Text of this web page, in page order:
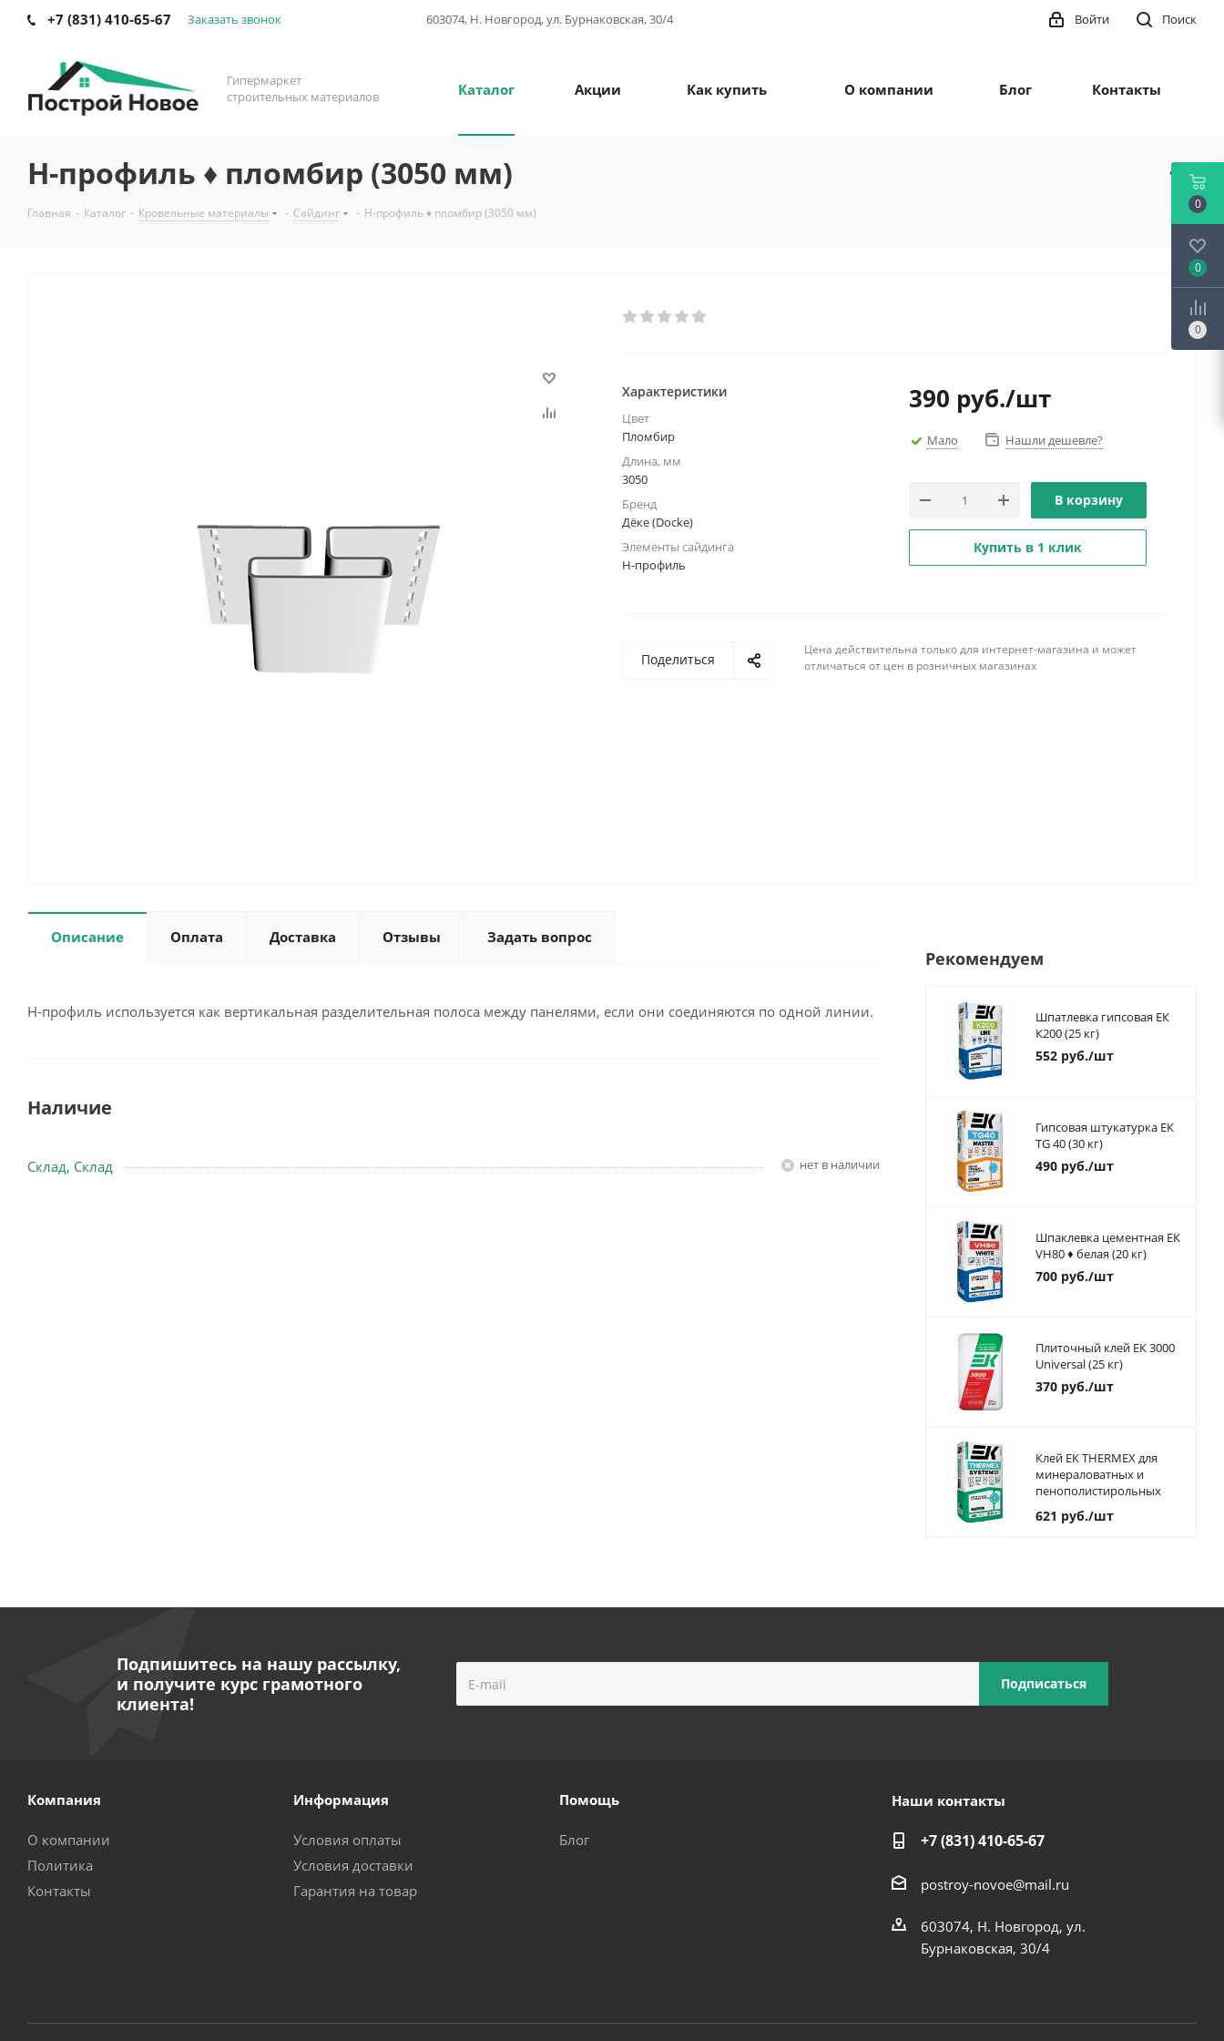
+7 (831) 410-65-67 Заказать звонок 603074, Н. Новгород, ул. Бурнаковская, 30/4 Поиск
Войти
Гипермаркет
строительных материалов
Каталог Акции Как купить О компании Блог Контакты
H-профиль ♦ пломбир (3050 мм)
Главная - Каталог - Кровельные материалы - Сайдинг - H-профиль ♦ пломбир (3050 мм)
Характеристики
Цвет
Пломбир
Длина, мм
3050
Бренд
Дёке (Docke)
Элементы сайдинга
Н-профиль
390 руб./шт
Мало Нашли дешевле?
В корзину
Купить в 1 клик
Поделиться
Цена действительна только для интернет-магазина и может
отличаться от цен в розничных магазинах
Описание Оплата Доставка Отзывы Задать вопрос
H-профиль используется как вертикальная разделительная полоса между панелями, если они соединяются по одной линии.
Наличие
Склад, Склад Нет в наличии
Рекомендуем
Шпатлевка гипсовая ЕК
К200 (25 кг)
552руб./шт
Гипсовая штукатурка ЕК
TG 40 (30 кг)
490руб./шт
Шпаклевка цементная ЕК
VH80 ♦ белая (20 кг)
700руб./шт
Плиточный клей ЕК 3000
Universal (25 кг)
370руб./шт
Клей ЕК THERMEX для
минераловатных и
пенополистирольных
плит 25 кг
621 руб./шт
Подпишитесь на нашу рассылку,
и получите курс грамотного
клиента!
Компания
О компании
Политика
Контакты
Информация
Условия оплаты
Условия доставки
Гарантия на товар
Помощь
Блог
Наши контакты
+7 (831) 410-65-67
postroy-novoe@mail.ru
603074, Н. Новгород, ул.
Бурнаковская, 30/4
0
0
0